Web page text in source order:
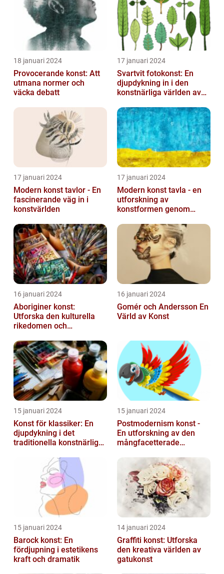
och norm...
18 januari 2024
Provocerande konst: Att
utmana normer och
väcka debatt
17 januari 2024
Svartvit fotokonst: En
djupdykning in i den
konstnärliga världen av
17 januari 2024
Modern konst tavlor - En
fascinerande väg in i
konstvärlden
17 januari 2024
Modern konst tavla - en
utforskning av
konstformen genom
16 januari 2024
Aboriginer konst:
Utforska den kulturella
rikedomen och
16 januari 2024
Gomér och Andersson En
Värld av Konst
15 januari 2024
Konst för klassiker: En
djupdykning i det
traditionella konstnärliga
15 januari 2024
Postmodernism konst -
En utforskning av den
mångfacetterade
15 januari 2024
Barock konst: En
fördjupning i estetikens
kraft och dramatik
14 januari 2024
Graffiti konst: Utforska
den kreativa världen av
gatukonst